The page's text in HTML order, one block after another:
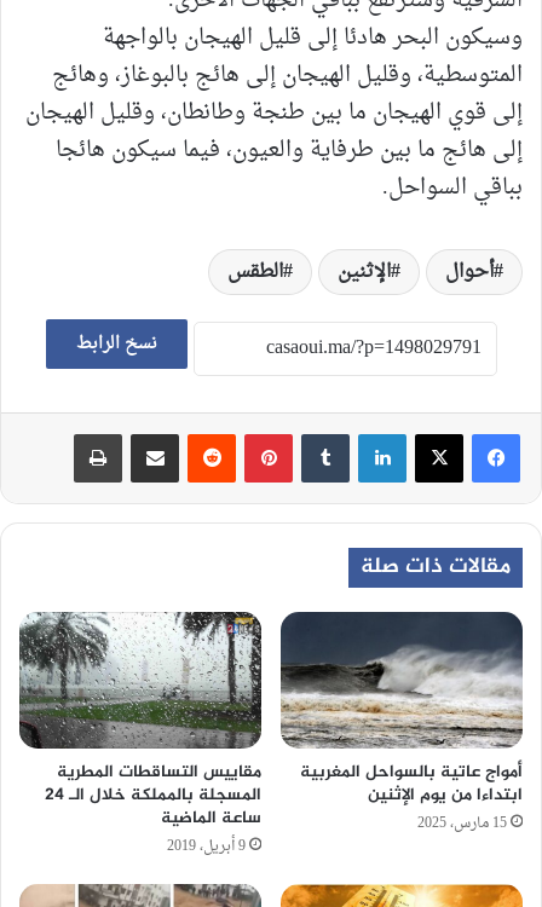
وسيكون البحر هادئا إلى قليل الهيجان بالواجهة
المتوسطية، وقليل الهيجان إلى هائج بالبوغاز، وهائج
إلى قوي الهيجان ما بين طنجة وطانطان، وقليل الهيجان
إلى هائج ما بين طرفاية والعيون، فيما سيكون هائجا
بباقي السواحل.
أحوال الإثنين الطقس
نسخ الرابط
لينكدإن بينتيريست
مقالات ذات صلة
أمواج عاتية بالسواحل المغربية
ابتداءا من يوم الإثنين
15 مارس، 2025
مقاييس التساقطات المطرية
المسجلة بالمملكة خلال الـ 24
ساعة الماضية
9 أبريل، 2019